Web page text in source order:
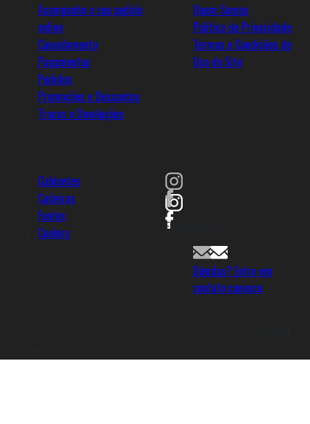
Acompanhe o seu pedido
online
Cancelamento
Pagamentos
Pedidos
Promoções e Descontos
Trocas e Devoluções
Quem Somos
Política de Privacidade
Termos e Condições de
Uso do Site
Gabinetes
Cadeiras
Fontes
Coolers
ENCONTRE-NOS
Dúvidas? Entre em
contato conosco